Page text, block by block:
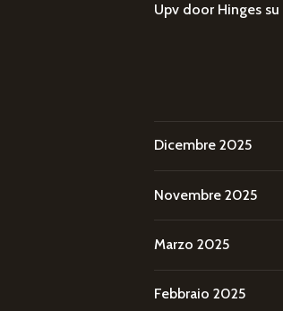
Upv door Hinges su
Dicembre 2025
Novembre 2025
Marzo 2025
Febbraio 2025